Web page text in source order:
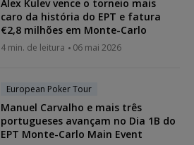
Alex Kulev vence o torneio mais
caro da história do EPT e fatura
€2,8 milhões em Monte-Carlo
4 min. de leitura 06 mai 2026
European Poker Tour
Manuel Carvalho e mais três
portugueses avançam no Dia 1B do
EPT Monte-Carlo Main Event